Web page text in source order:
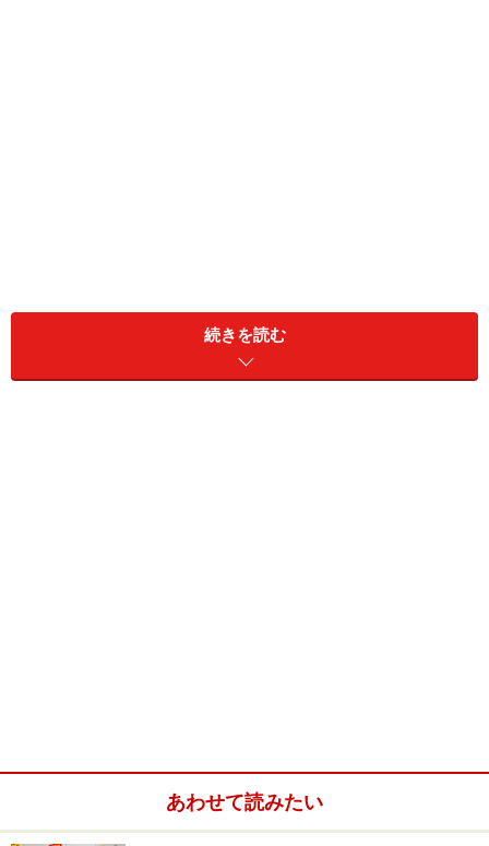
デザインも使い勝手も「大人」の氷かき器
最初は、ダイレクトに体を冷やす家電から。凍らせたフ
続きを読む
あわせて読みたい